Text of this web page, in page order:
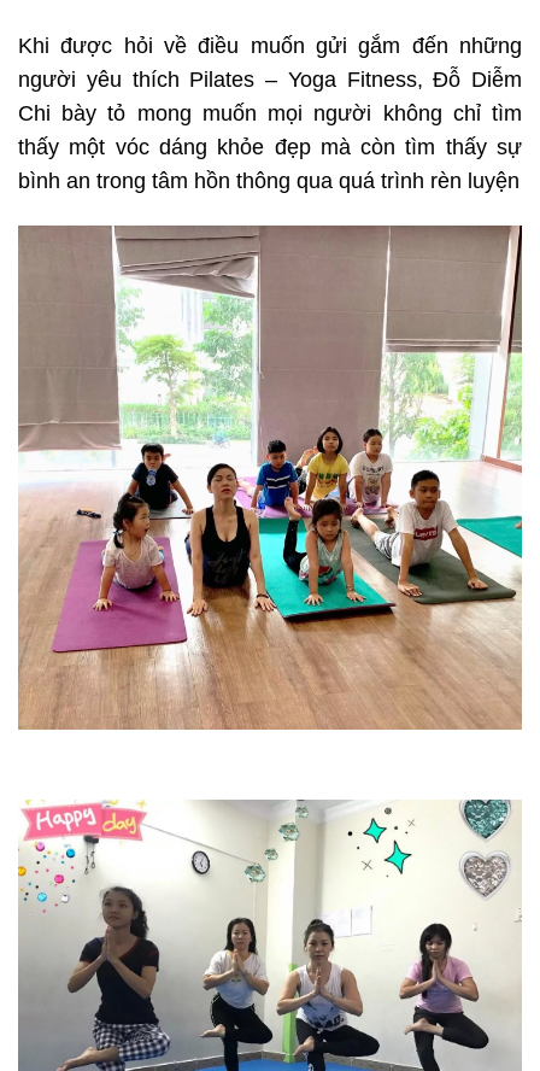
Khi được hỏi về điều muốn gửi gắm đến những
người yêu thích Pilates – Yoga Fitness, Đỗ Diễm
Chi bày tỏ mong muốn mọi người không chỉ tìm
thấy một vóc dáng khỏe đẹp mà còn tìm thấy sự
bình an trong tâm hồn thông qua quá trình rèn luyện